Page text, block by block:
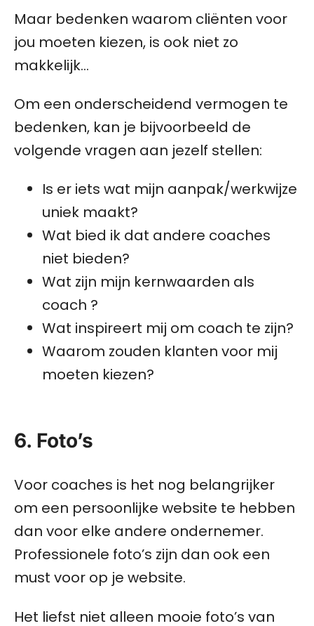
Maar bedenken waarom cliënten voor
jou moeten kiezen, is ook niet zo
makkelijk…
Om een onderscheidend vermogen te
bedenken, kan je bijvoorbeeld de
volgende vragen aan jezelf stellen:
Is er iets wat mijn aanpak/werkwijze
uniek maakt?
Wat bied ik dat andere coaches
niet bieden?
Wat zijn mijn kernwaarden als
coach ?
Wat inspireert mij om coach te zijn?
Waarom zouden klanten voor mij
moeten kiezen?
6. Foto’s
Voor coaches is het nog belangrijker
om een persoonlijke website te hebben
dan voor elke andere ondernemer.
Professionele foto’s zijn dan ook een
must voor op je website.
Het liefst niet alleen mooie foto’s van